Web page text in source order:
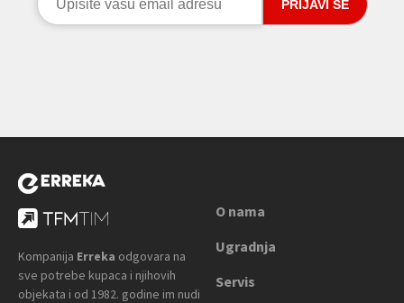
Kompanija Erreka odgovara na
sve potrebe kupaca i njihovih
objekata i od 1982. godine im nudi
O nama
Ugradnja
Servis